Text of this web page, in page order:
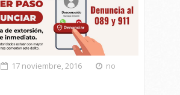
17 noviembre, 2016
no